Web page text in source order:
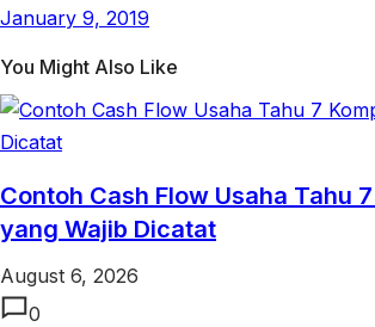
January 9, 2019
You Might Also Like
Contoh Cash Flow Usaha Tahu
yang Wajib Dicatat
August 6, 2026
0